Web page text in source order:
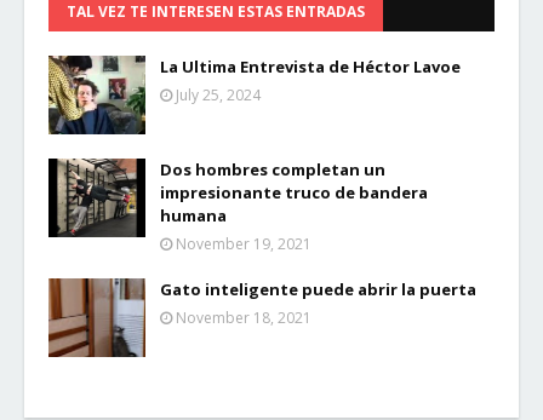
TAL VEZ TE INTERESEN ESTAS ENTRADAS
La Ultima Entrevista de Héctor Lavoe
July 25, 2024
Dos hombres completan un
impresionante truco de bandera
humana
November 19, 2021
Gato inteligente puede abrir la puerta
November 18, 2021